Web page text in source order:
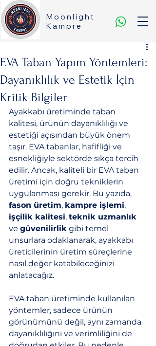
Moonlight
Kampre
EVA Taban Yapım Yöntemleri:
Dayanıklılık ve Estetik İçin
Kritik Bilgiler
Ayakkabı üretiminde taban
kalitesi, ürünün dayanıklılığı ve
estetiği açısından büyük önem
taşır. EVA tabanlar, hafifliği ve
esnekliğiyle sektörde sıkça tercih
edilir. Ancak, kaliteli bir EVA taban
üretimi için doğru tekniklerin
uygulanması gerekir. Bu yazıda,
fason üretim, kampre işlemi,
işçilik kalitesi, teknik uzmanlık
ve güvenilirlik gibi temel
unsurlara odaklanarak, ayakkabı
üreticilerinin üretim süreçlerine
nasıl değer katabileceğinizi
anlatacağız.
EVA taban üretiminde kullanılan
yöntemler, sadece ürünün
görünümünü değil, aynı zamanda
dayanıklılığını ve verimliliğini de